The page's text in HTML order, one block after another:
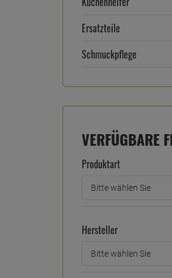
Ersatzteile
Schmuckpflege
VERFÜGBARE
Produktart
Hersteller